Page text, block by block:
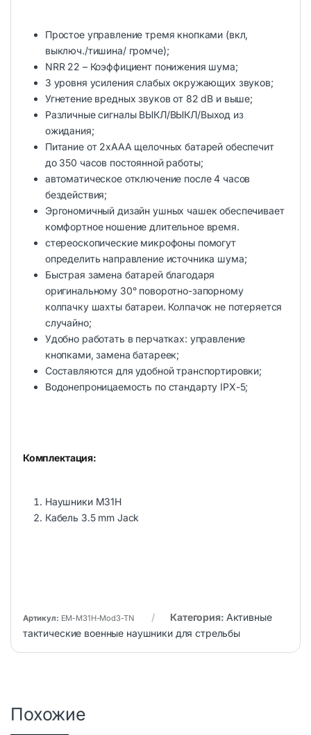
Простое управление тремя кнопками (вкл,
выключ./тишина/ громче);
NRR 22 – Коэффициент понижения шума;
3 уровня усиления слабых окружающих звуков;
Угнетение вредных звуков от 82 dB и выше;
Различные сигналы ВЫКЛ/ВЫКЛ/Выход из
ожидания;
Питание от 2хААА щелочных батарей обеспечит
до 350 часов постоянной работы;
автоматическое отключение после 4 часов
бездействия;
Эргономичный дизайн ушных чашек обеспечивает
комфортное ношение длительное время.
стереоскопические микрофоны помогут
определить направление источника шума;
Быстрая замена батарей благодаря
оригинальному 30° поворотно-запорному
колпачку шахты батареи. Колпачок не потеряется
случайно;
Удобно работать в перчатках: управление
кнопками, замена батареек;
Составляются для удобной транспортировки;
Водонепроницаемость по стандарту IPX-5;
Комплектация:
Наушники M31H
Кабель 3.5 mm Jack
Артикул: EM-M31H-Mod3-TN Категория: Активные
тактические военные наушники для стрельбы
Похожие